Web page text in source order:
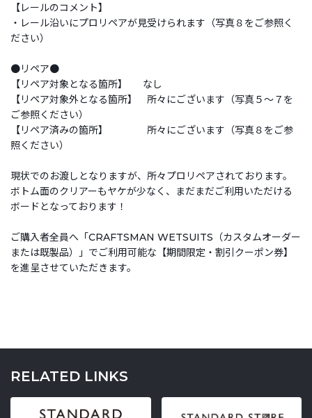
【レールのコメント】
・レール沿いにプロリペアが見受けられます（写真８をご参照く
ださい）
●リペア●
【リペア対象となる箇所】 なし
【リペア対象外となる箇所】 所々にございます（写真５～７を
ご参照ください）
【リペア済みの箇所】 所々にございます（写真８をご参
照ください）
現状でのお渡しとなりますが、所々プロリペアされております。
ボトム面のクリアーもヤケが少なく、まだまだご利用いただける
ボードとなっております！
ご購入者全員へ「CRAFTSMAN WETSUITS（カスタムオーダー
または既製品）」でご利用可能な【期間限定・割引クーポン券】
を進呈させていただきます。
RELATED LINKS